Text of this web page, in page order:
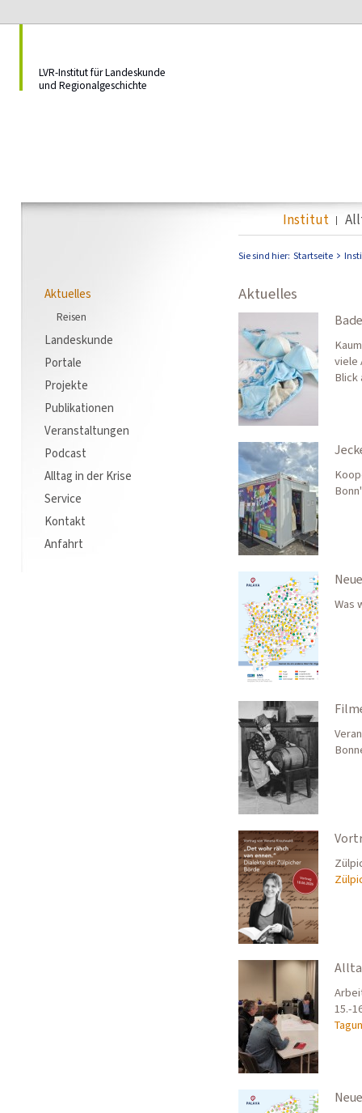
LVR-Institut für Landeskunde
und Regionalgeschichte
Institut
Aktuelles
Reisen
Landeskunde
Portale
Projekte
Publikationen
Veranstaltungen
Podcast
Alltag in der Krise
Service
Kontakt
Anfahrt
Sie sind hier: Startseite
Aktuelles
viele
Blick
Was
15.-